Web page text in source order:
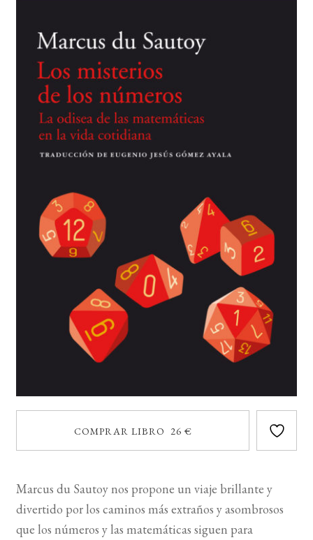
BUSCAR
LISTA DE LIBROS
COMPRAR LIBRO 26 €
Marcus du Sautoy nos propone un viaje brillante y
divertido por los caminos más extraños y asombrosos
que los números y las matemáticas siguen para